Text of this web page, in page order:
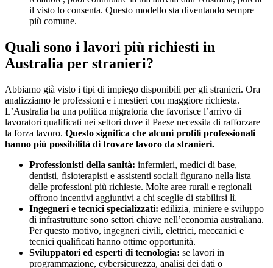
il visto lo consenta. Questo modello sta diventando sempre
più comune.
Quali sono i lavori più richiesti in
Australia per stranieri?
Abbiamo già visto i tipi di impiego disponibili per gli stranieri. Ora
analizziamo le professioni e i mestieri con maggiore richiesta.
L’Australia ha una politica migratoria che favorisce l’arrivo di
lavoratori qualificati nei settori dove il Paese necessita di rafforzare
la forza lavoro. Questo significa che alcuni profili professionali
hanno più possibilità di trovare lavoro da stranieri.
Professionisti della sanità: infermieri, medici di base,
dentisti, fisioterapisti e assistenti sociali figurano nella lista
delle professioni più richieste. Molte aree rurali e regionali
offrono incentivi aggiuntivi a chi sceglie di stabilirsi lì.
Ingegneri e tecnici specializzati: edilizia, miniere e sviluppo
di infrastrutture sono settori chiave nell’economia australiana.
Per questo motivo, ingegneri civili, elettrici, meccanici e
tecnici qualificati hanno ottime opportunità.
Sviluppatori ed esperti di tecnologia: se lavori in
programmazione, cybersicurezza, analisi dei dati o